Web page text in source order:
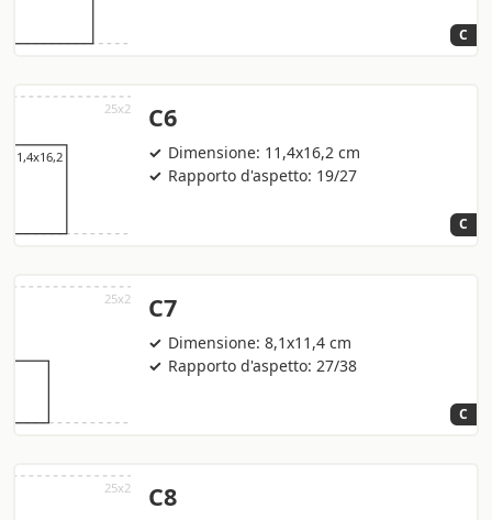
C
C6
Dimensione: 11,4x16,2 cm
Rapporto d'aspetto: 19/27
C
C7
Dimensione: 8,1x11,4 cm
Rapporto d'aspetto: 27/38
C
C8